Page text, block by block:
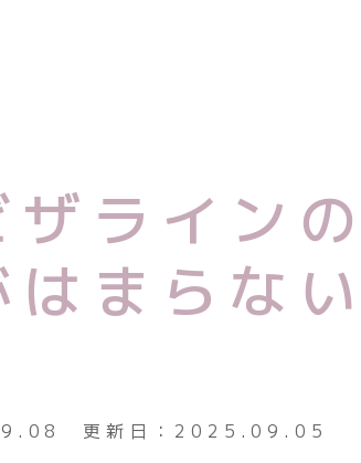
ライン
まらな
更新日： 2025.09.05